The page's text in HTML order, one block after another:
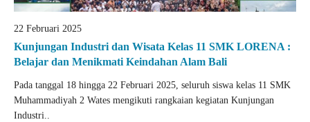
22 Februari 2025
Kunjungan Industri dan Wisata Kelas 11 SMK LORENA :
Belajar dan Menikmati Keindahan Alam Bali
Pada tanggal 18 hingga 22 Februari 2025, seluruh siswa kelas 11 SMK
Muhammadiyah 2 Wates mengikuti rangkaian kegiatan Kunjungan
Industri..